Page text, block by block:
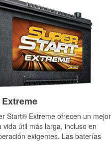
Start® Extreme ofrecen un mejor
vida útil más larga, incluso en
exigentes. Las baterías